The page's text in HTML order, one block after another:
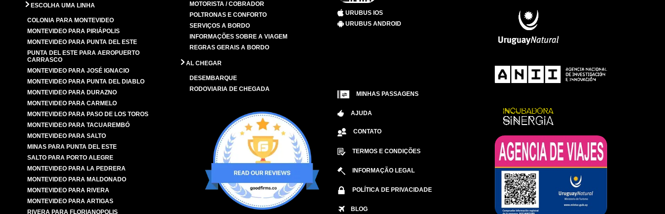
ESCOLHA UMA LINHA
COLONIA PARA MONTEVIDEO
MONTEVIDEO PARA PIRIÁPOLIS
MONTEVIDEO PARA PUNTA DEL ESTE
PUNTA DEL ESTE PARA AEROPUERTO
CARRASCO
MONTEVIDEO PARA JOSÉ IGNACIO
MONTEVIDEO PARA PUNTA DEL DIABLO
MONTEVIDEO PARA DURAZNO
MONTEVIDEO PARA CARMELO
MONTEVIDEO PARA PASO DE LOS TOROS
MONTEVIDEO PARA TACUAREMBÓ
MONTEVIDEO PARA SALTO
MINAS PARA PUNTA DEL ESTE
SALTO PARA PORTO ALEGRE
MONTEVIDEO PARA LA PEDRERA
MONTEVIDEO PARA MALDONADO
MONTEVIDEO PARA RIVERA
MONTEVIDEO PARA ARTIGAS
RIVERA PARA FLORIANOPOLIS
MOTORISTA / COBRADOR
POLTRONAS E CONFORTO
SERVIÇOS A BORDO
INFORMAÇÕES SOBRE A VIAGEM
REGRAS GERAIS A BORDO
AL CHEGAR
DESEMBARQUE
RODOVIARIA DE CHEGADA
URUBUS IOS
URUBUS ANDROID
MINHAS PASSAGENS
AJUDA
CONTATO
TERMOS E CONDIÇÕES
INFORMAÇÃO LEGAL
POLÍTICA DE PRIVACIDADE
BLOG